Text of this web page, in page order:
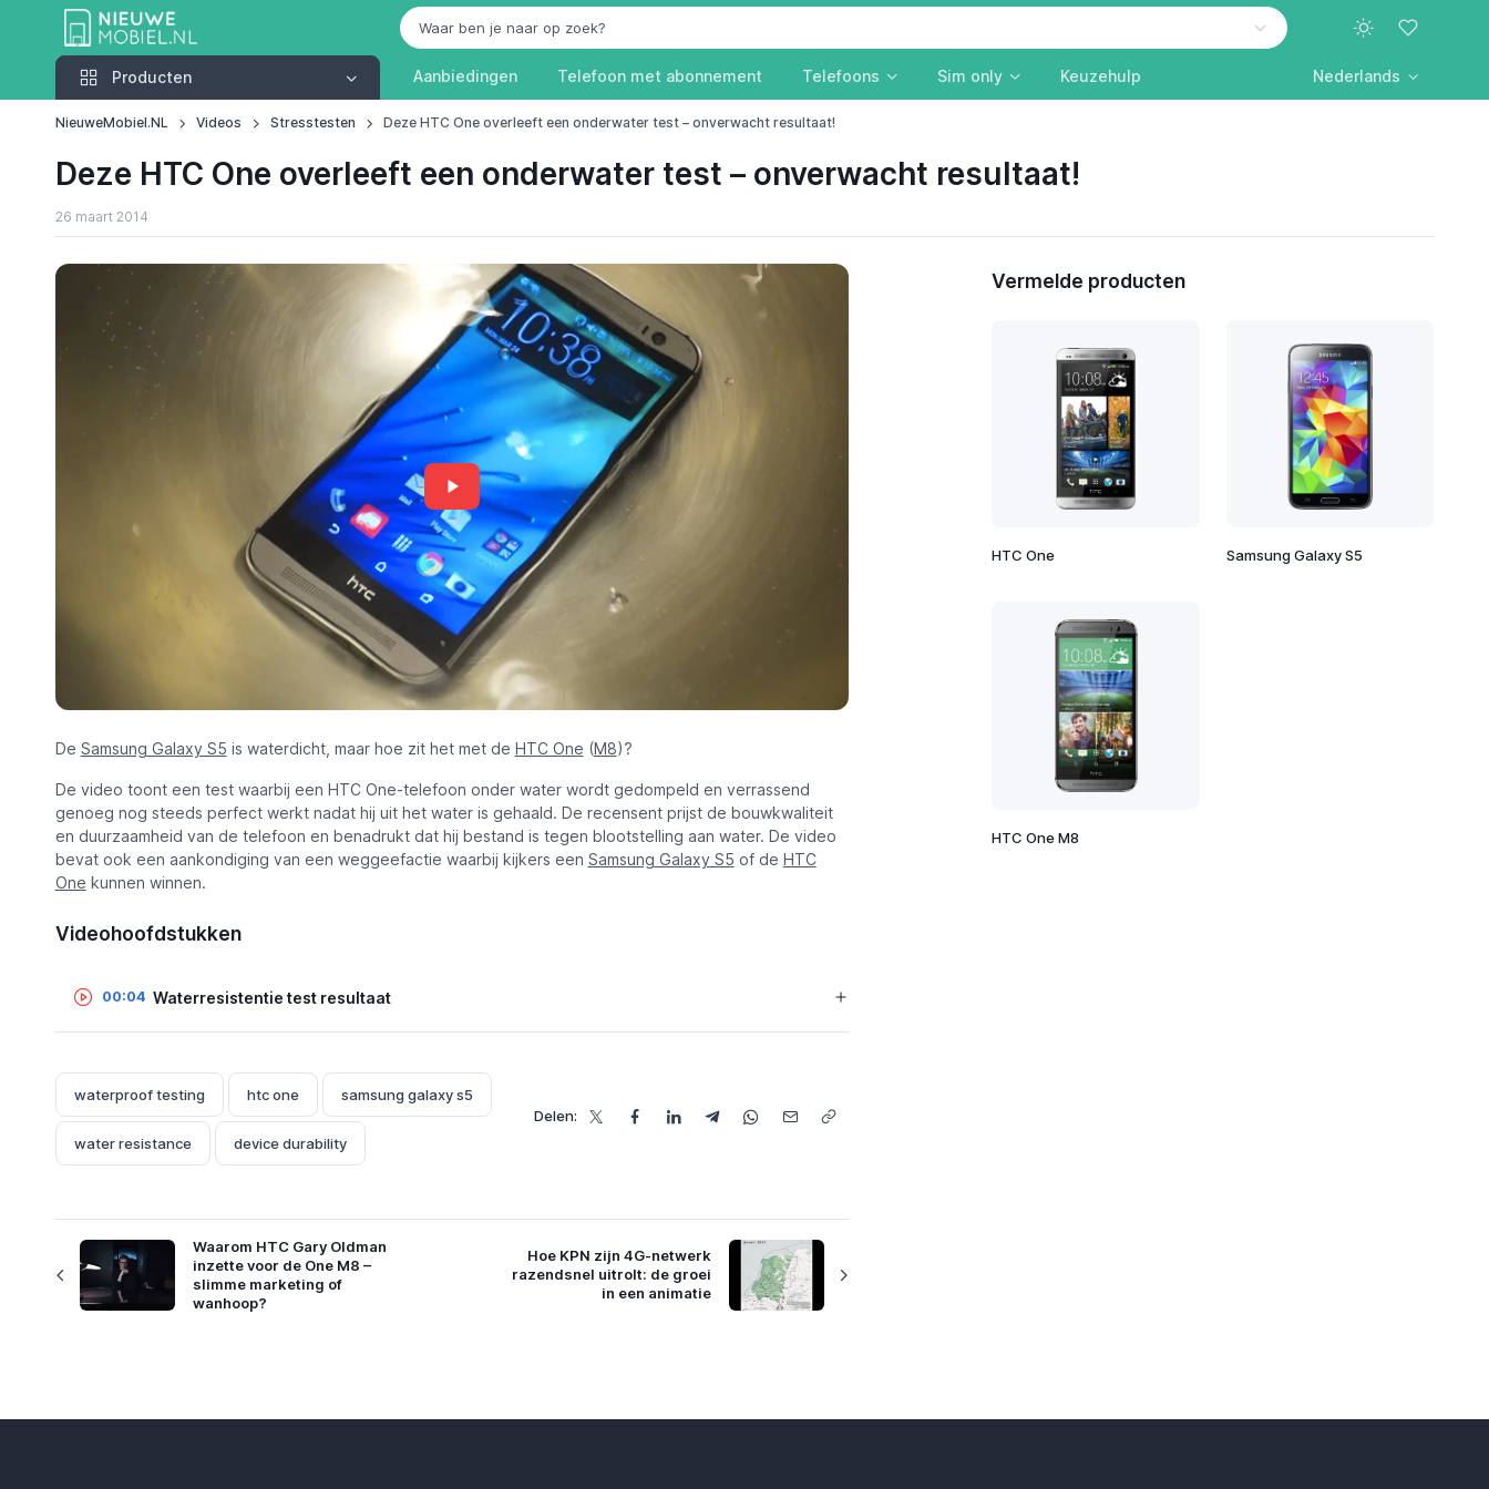
Producten
Producten Aanbiedingen Telefoon met abonnement Telefoons Sim only Keuzehulp Nederlands
NieuweMobiel.NL Videos Stresstesten Deze HTC One overleeft een onderwater test – onverwacht resultaat!
Deze HTC One overleeft een onderwater test – onverwacht resultaat!
26 maart 2014
De Samsung Galaxy S5 is waterdicht, maar hoe zit het met de HTC One (M8)?
De video toont een test waarbij een HTC One-telefoon onder water wordt gedompeld en verrassend
genoeg nog steeds perfect werkt nadat hij uit het water is gehaald. De recensent prijst de bouwkwaliteit
en duurzaamheid van de telefoon en benadrukt dat hij bestand is tegen blootstelling aan water. De video
bevat ook een aankondiging van een weggeefactie waarbij kijkers een Samsung Galaxy S5 of de HTC
One kunnen winnen.
Videohoofdstukken
00:04 Waterresistentie test resultaat
waterproof testing htc one samsung galaxy s5
water resistance device durability
Delen:
Waarom HTC Gary Oldman
inzette voor de One M8 –
slimme marketing of
wanhoop?
Hoe KPN zijn 4G-netwerk
razendsnel uitrolt: de groei
in een animatie
Vermelde producten
HTC One Samsung Galaxy S5
HTC One M8